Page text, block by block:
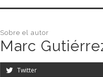
Sobre el autor
Marc
Twitter